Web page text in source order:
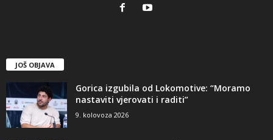
JOŠ OBJAVA
Gorica izgubila od Lokomotive: “Moramo
nastaviti vjerovati i raditi”
9. kolovoza 2026